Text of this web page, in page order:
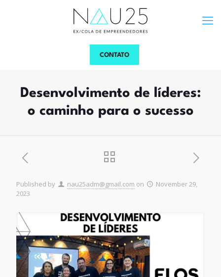
CONTATO
Desenvolvimento de líderes:
o caminho para o sucesso
Published by nau25adm@gmail.com on
November 29,
2023